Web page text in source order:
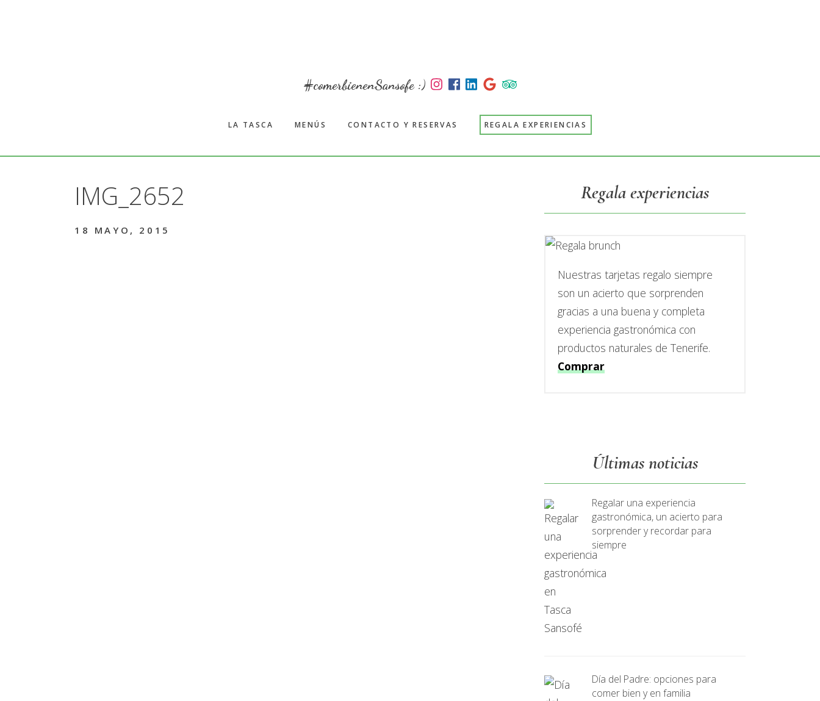
#comerbienenSansofe :)
LA TASCA MENÚS CONTACTO Y RESERVAS REGALA EXPERIENCIAS
IMG_2652
18 MAYO, 2015
Primary
Sidebar
Regala experiencias
Nuestras tarjetas regalo siempre
son un acierto que sorprenden
gracias a una buena y completa
experiencia gastronómica con
productos naturales de Tenerife.
Comprar
Últimas noticias
Regalar una experiencia
gastronómica, un acierto para
sorprender y recordar para
siempre
Día del Padre: opciones para
comer bien y en familia